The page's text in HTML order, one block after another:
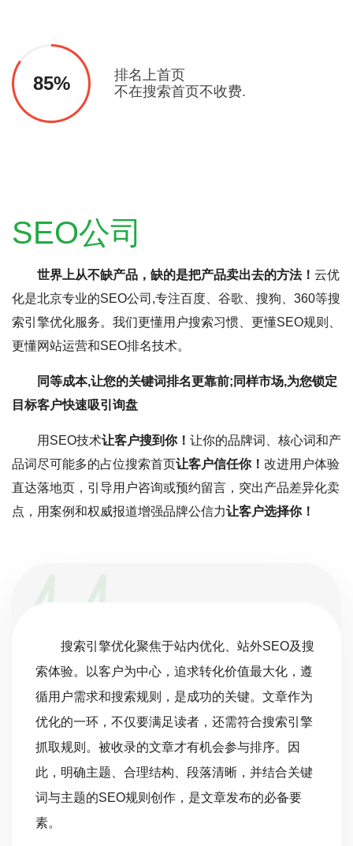
85%
排名上首页
不在搜索首页不收费.
SEO公司
世界上从不缺产品，缺的是把产品卖出去的方法！ 云优
化是北京专业的SEO公司,专注百度、谷歌、搜狗、360等搜
索引擎优化服务。我们更懂用户搜索习惯、更懂SEO规则、
更懂网站运营和SEO排名技术。
同等成本,让您的关键词排名更靠前;同样市场,为您锁定
目标客户快速吸引询盘
用SEO技术让客户搜到你！ 让你的品牌词、核心词和产
品词尽可能多的占位搜索首页让客户信任你！ 改进用户体验
直达落地页，引导用户咨询或预约留言，突出产品差异化卖
点，用案例和权威报道增强品牌公信力让客户选择你！
搜索引擎优化聚焦于站内优化、站外SEO及搜
索体验。以客户为中心，追求转化价值最大化，遵
循用户需求和搜索规则，是成功的关键。文章作为
优化的一环，不仅要满足读者，还需符合搜索引擎
抓取规则。被收录的文章才有机会参与排序。因
此，明确主题、合理结构、段落清晰，并结合关键
词与主题的SEO规则创作，是文章发布的必备要
素。